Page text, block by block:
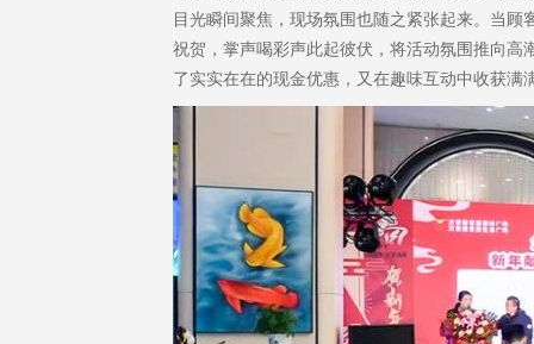
目光瞬间聚焦，现场氛围也随之紧张起来。当
祝贺，掌声喝彩声此起彼伏，将活动氛围推向
了实实在在的现金优惠，又在趣味互动中收获